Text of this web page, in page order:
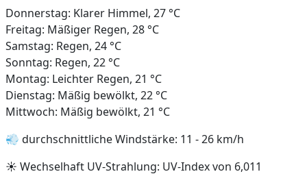
Donnerstag: Klarer Himmel, 27 °C
Freitag: Mäßiger Regen, 28 °C
Samstag: Regen, 24 °C
Sonntag: Regen, 22 °C
Montag: Leichter Regen, 21 °C
Dienstag: Mäßig bewölkt, 22 °C
Mittwoch: Mäßig bewölkt, 21 °C
💨 durchschnittliche Windstärke: 11 - 26 km/h
☀️ Wechselhaft UV-Strahlung: UV-Index von 6,011